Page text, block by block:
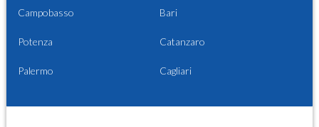
Campobasso Bari
Potenza Catanzaro
Palermo Cagliari